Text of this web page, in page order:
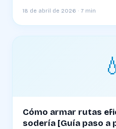
18 de abril de 2026 · 7 min
Cómo armar rutas
sodería [Guía paso a